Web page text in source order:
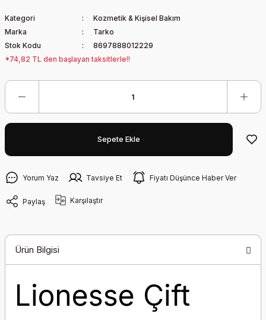
Kategori
Kozmetik & Kişisel Bakım
Marka
Tarko
Stok Kodu
8697888012229
*74,82 TL den başlayan taksitlerle!!
Sepete Ekle
Yorum Yaz Tavsiye Et Fiyatı Düşünce Haber Ver
Paylaş Karşılaştır
Ürün Bilgisi
Lionesse Çift